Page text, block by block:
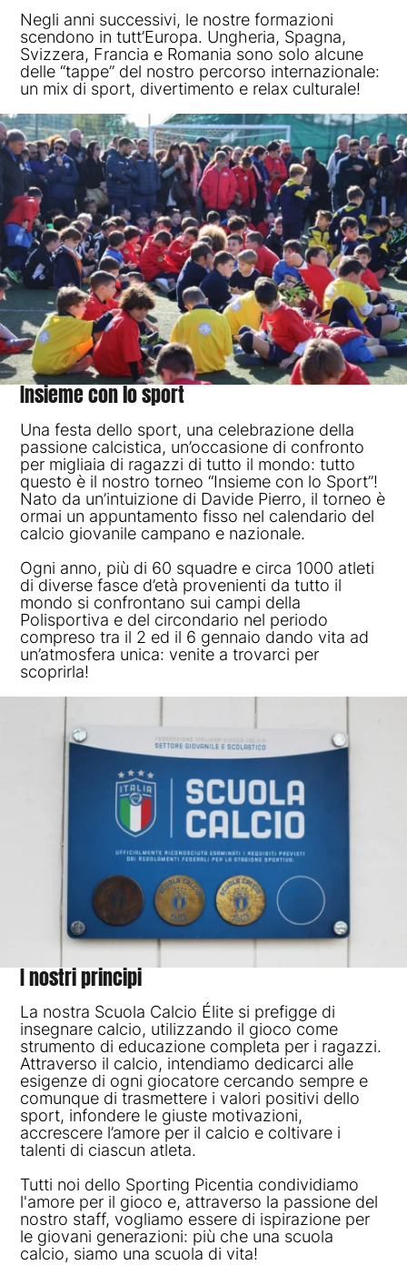
Negli anni successivi, le nostre formazioni
scendono in tutt’Europa. Ungheria, Spagna,
Svizzera, Francia e Romania sono solo alcune
delle “tappe” del nostro percorso internazionale:
un mix di sport, divertimento e relax culturale!
Insiemeconlosport
Una festa dello sport, una celebrazione della
passione calcistica, un’occasione di confronto
per migliaia di ragazzi di tutto il mondo: tutto
questo è il nostro torneo “Insieme con lo Sport”!
Nato da un’intuizione di Davide Pierro, il torneo è
ormai un appuntamento fisso nel calendario del
calcio giovanile campano e nazionale.
Ogni anno, più di 60 squadre e circa 1000 atleti
di diverse fasce d’età provenienti da tutto il
mondo si confrontano sui campi della
Polisportiva e del circondario nel periodo
compreso tra il 2 ed il 6 gennaio dando vita ad
un’atmosfera unica: venite a trovarci per
scoprirla!
Inostriprincipi
La nostra Scuola Calcio Élite si prefigge di
insegnare calcio, utilizzando il gioco come
strumento di educazione completa per i ragazzi.
Attraverso il calcio, intendiamo dedicarci alle
esigenze di ogni giocatore cercando sempre e
comunque di trasmettere i valori positivi dello
sport, infondere le giuste motivazioni,
accrescere l’amore per il calcio e coltivare i
talenti di ciascun atleta.
Tutti noi dello Sporting Picentia condividiamo
l'amore per il gioco e, attraverso la passione del
nostro staff, vogliamo essere di ispirazione per
le giovani generazioni: più che una scuola
calcio, siamo una scuola di vita!